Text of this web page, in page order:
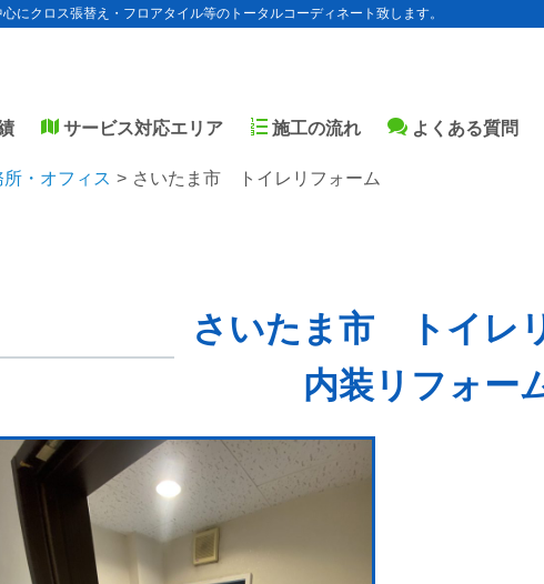
にクロス張替え・フロアタイル等のトータルコーディネート致します。
サービス対応エリア 施工の流れ よくある質問
所・オフィス さいたま市 トイレリフォーム
さいたま市 トイレ
内装リフォー